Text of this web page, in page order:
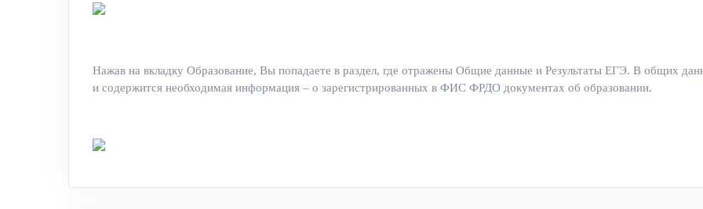
Нажав на вкладку Образование, Вы попадаете в раздел, где отражены Общие данные и Результаты ЕГЭ. В общих
и содержится необходимая информация – о зарегистрированных в ФИС ФРДО документах об образовании.